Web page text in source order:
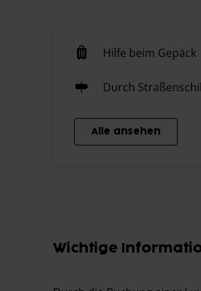
Hilfe beim Gepäck
Durch
Alle ansehen
Wichtige